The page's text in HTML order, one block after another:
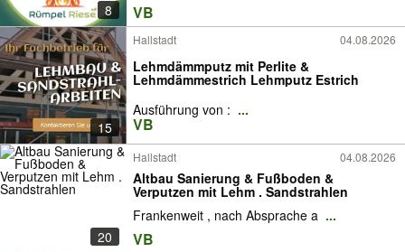
8 VB
15
Hallstadt 04.08.2026
Lehmdämmputz mit Perlite &
Lehmdämmestrich Lehmputz Estrich
Ausführung von : ...
VB
20
Hallstadt 04.08.2026
Altbau Sanierung & Fußboden &
Verputzen mit Lehm . Sandstrahlen
Frankenweit , nach Absprache a ...
VB